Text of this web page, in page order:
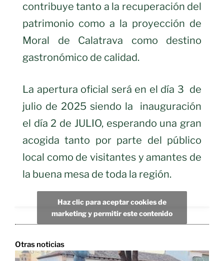
contribuye tanto a la recuperación del
patrimonio como a la proyección de
Moral de Calatrava como destino
gastronómico de calidad.
La apertura oficial será en el día 3 de
julio de 2025 siendo la inauguración
el día 2 de JULIO, esperando una gran
acogida tanto por parte del público
local como de visitantes y amantes de
la buena mesa de toda la región.
Haz clic para aceptar cookies de
marketing y permitir este contenido
Otras noticias